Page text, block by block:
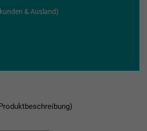
& Ausland)